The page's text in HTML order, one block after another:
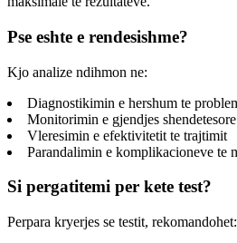
Pse eshte e rendesishme?
Kjo analize ndihmon ne:
Diagnostikimin e hershum te
Monitorimin e gjendjes
Vleresimin e efektivitetit te trajtimit
Parandalimin e komplikacioneve te
Si pergatitemi per kete test?
Perpara kryerjes se testit, rekomandohet: